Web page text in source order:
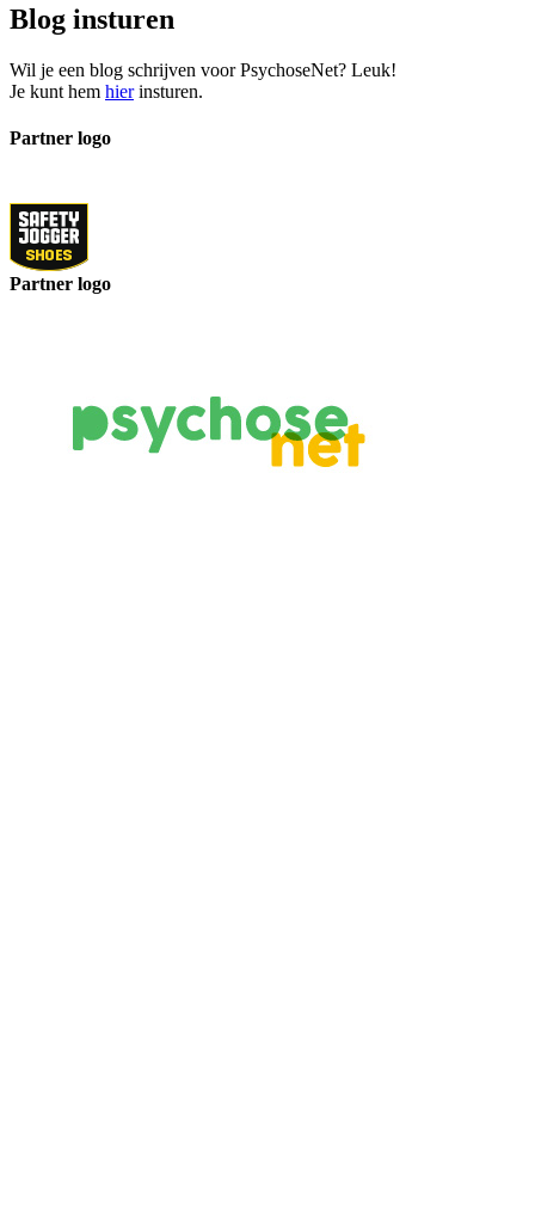
Blog insturen
Wil je een blog schrijven voor PsychoseNet? Leuk!
Je kunt hem hierinsturen.
Partner logo
Partner logo